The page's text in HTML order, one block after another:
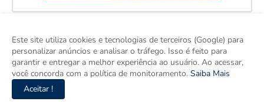
Este site utiliza cookies e tecnologias de terceiros (Google) para
personalizar anúncios e analisar o tráfego. Isso é feito para
garantir e entregar a melhor experiência ao usuário. Ao acessar,
você concorda com a política de monitoramento. Saiba Mais
Aceitar !